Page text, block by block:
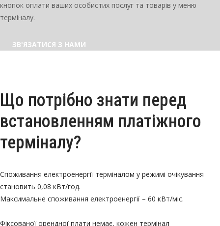
кнопок оплати ваших особистих послуг та товарів у меню
терміналу.
ЗВ'ЯЗАТИСЯ З НАМИ
Що потрібно знати перед
встановленням платіжного
терміналу?
Споживання електроенергії терміналом у режимі очікування
становить 0,08 кВт/год.
Максимальне споживання електроенергії – 60 кВт/міс.
Фіксованої орендної плати немає, кожен термінал